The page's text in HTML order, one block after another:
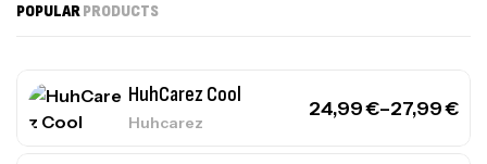
POPULARPRODUCTS
HuhCarez Cool
Huhcarez
24,99€–27,99€